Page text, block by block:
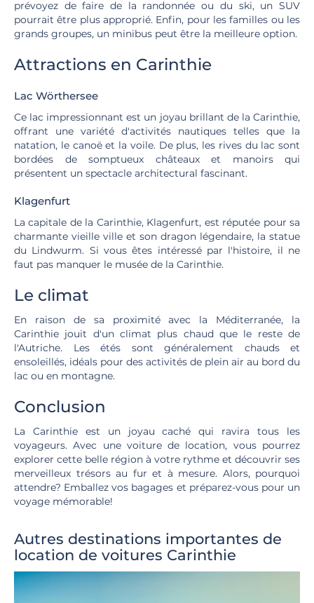
prévoyez de faire de la randonnée ou du ski, un SUV
pourrait être plus approprié. Enfin, pour les familles ou les
grands groupes, un minibus peut être la meilleure option.
Attractions en Carinthie
Lac Wörthersee
Ce lac impressionnant est un joyau brillant de la Carinthie,
offrant une variété d'activités nautiques telles que la
natation, le canoë et la voile. De plus, les rives du lac sont
bordées de somptueux châteaux et manoirs qui
présentent un spectacle architectural fascinant.
Klagenfurt
La capitale de la Carinthie, Klagenfurt, est réputée pour sa
charmante vieille ville et son dragon légendaire, la statue
du Lindwurm. Si vous êtes intéressé par l'histoire, il ne
faut pas manquer le musée de la Carinthie.
Le climat
En raison de sa proximité avec la Méditerranée, la
Carinthie jouit d'un climat plus chaud que le reste de
l'Autriche. Les étés sont généralement chauds et
ensoleillés, idéals pour des activités de plein air au bord du
lac ou en montagne.
Conclusion
La Carinthie est un joyau caché qui ravira tous les
voyageurs. Avec une voiture de location, vous pourrez
explorer cette belle région à votre rythme et découvrir ses
merveilleux trésors au fur et à mesure. Alors, pourquoi
attendre? Emballez vos bagages et préparez-vous pour un
voyage mémorable!
Autres destinations importantes de
location de voitures Carinthie